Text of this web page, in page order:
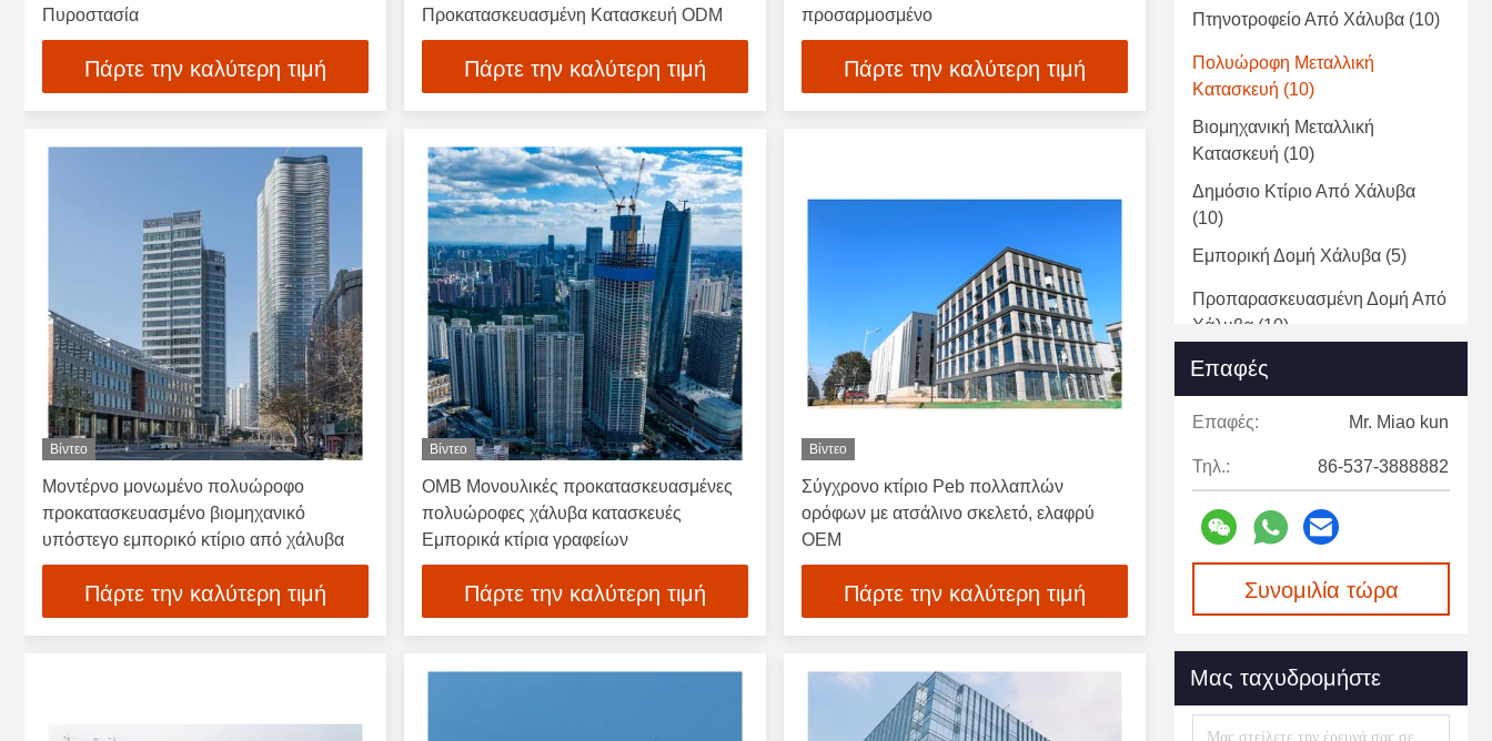
Πυροστασία
Πάρτε την καλύτερη τιμή
Προκατασκευασμένη Κατασκευή ODM
Πάρτε την καλύτερη τιμή
προσαρμοσμένο
Πάρτε την καλύτερη τιμή
Βίντεο
Μοντέρνο μονωμένο πολυώροφο
προκατασκευασμένο βιομηχανικό
υπόστεγο εμπορικό κτίριο από χάλυβα
Πάρτε την καλύτερη τιμή
Βίντεο
ΟΜΒ Μονουλικές προκατασκευασμένες
πολυώροφες χάλυβα κατασκευές
Εμπορικά κτίρια γραφείων
Πάρτε την καλύτερη τιμή
Βίντεο
Σύγχρονο κτίριο Peb πολλαπλών
ορόφων με ατσάλινο σκελετό, ελαφρύ
OEM
Πάρτε την καλύτερη τιμή
Πτηνοτροφείο Από Χάλυβα (10)
Πολυώροφη Μεταλλική
Κατασκευή (10)
Βιομηχανική Μεταλλική
Κατασκευή (10)
Δημόσιο Κτίριο Από Χάλυβα
(10)
Εμπορική Δομή Χάλυβα (5)
Προπαρασκευασμένη Δομή Από
Χάλυβα (10)
Επαφές
Επαφές: Mr. Miao kun
Τηλ.: 86-537-3888882
Συνομιλία τώρα
Μας ταχυδρομήστε